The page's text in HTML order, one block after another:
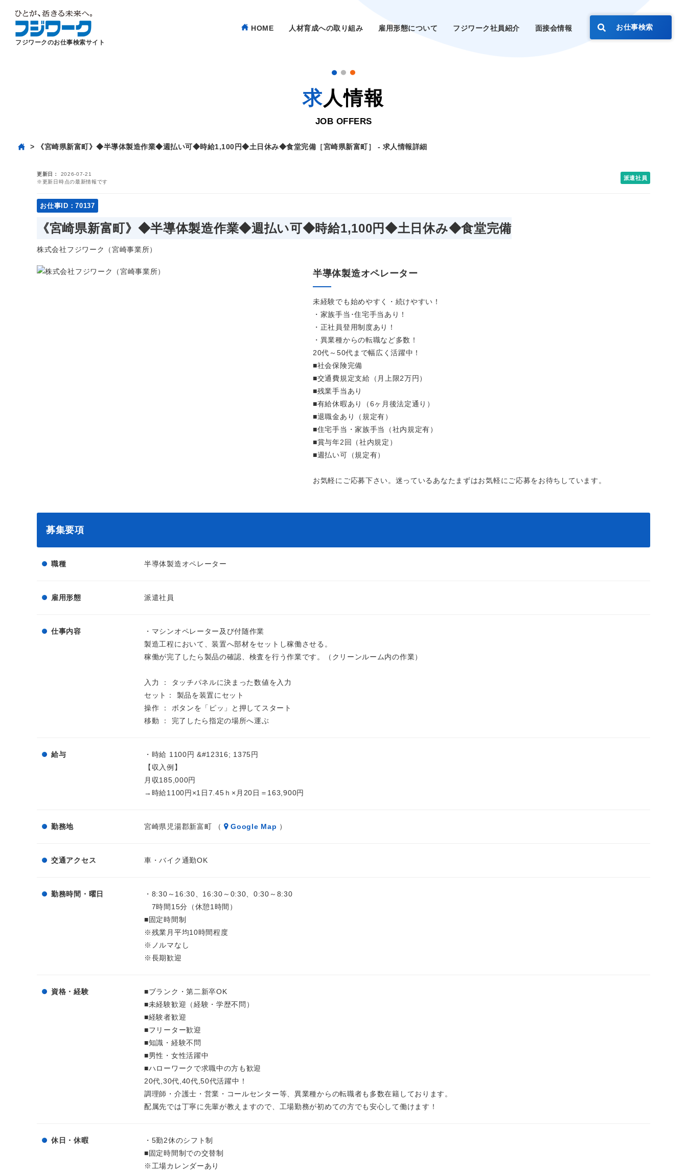
フジワークのお仕事検索サイト
HOME 人材育成への取り組み 雇用形態について フジワーク社員紹介 面接会情報 お仕事検索
求人情報
JOB OFFERS
《宮崎県新富町》◆半導体製造作業◆週払い可◆時給1,100円◆土日休み◆食堂完備［宮崎県新富町］ - 求人情報詳細
更新日
2026-07-21
※更新日時点の最新情報です
派遣社員
お仕事ID：70137
《宮崎県新富町》◆半導体製造作業◆週払い可◆時給1,100円◆土日休み◆食堂完備
株式会社フジワーク（宮崎事業所）
半導体製造オペレーター
未経験でも始めやすく・続けやすい！
・家族手当･住宅手当あり！
・正社員登用制度あり！
・異業種からの転職など多数！
20代～50代まで幅広く活躍中！
■社会保険完備
■交通費規定支給（月上限2万円）
■残業手当あり
■有給休暇あり（6ヶ月後法定通り）
■退職金あり（規定有）
■住宅手当・家族手当（社内規定有）
■賞与年2回（社内規定）
■週払い可（規定有）
お気軽にご応募下さい。迷っているあなたまずはお気軽にご応募をお待ちしています。
募集要項
職種 半導体製造オペレーター
雇用形態 派遣社員
仕事内容
・マシンオペレーター及び付随作業
製造工程において、装置へ部材をセットし稼働させる。
稼働が完了したら製品の確認、検査を行う作業です。（クリーンルーム内の作業）
入力 ： タッチパネルに決まった数値を入力
セット： 製品を装置にセット
操作 ： ボタンを「ピッ」と押してスタート
移動 ： 完了したら指定の場所へ運ぶ
給与
・時給 1100円 &#12316; 1375円
【収入例】
月収185,000円
→時給1100円×1日7.45ｈ×月20日＝163,900円
勤務地 宮崎県児湯郡新富町 （ Google Map ）
交通アクセス 車・バイク通勤OK
勤務時間・曜日
・8:30～16:30、16:30～0:30、0:30～8:30
7時間15分（休憩1時間）
■固定時間制
※残業月平均10時間程度
※ノルマなし
※長期歓迎
資格・経験
■ブランク・第二新卒OK
■未経験歓迎（経験・学歴不問）
■経験者歓迎
■フリーター歓迎
■知識・経験不問
■男性・女性活躍中
■ハローワークで求職中の方も歓迎
20代,30代,40代,50代活躍中！
調理師・介護士・営業・コールセンター等、異業種からの転職者も多数在籍しております。
配属先では丁寧に先輩が教えますので、工場勤務が初めての方でも安心して働けます！
休日・休暇
・5勤2休のシフト制
■固定時間制での交替制
※工場カレンダーあり